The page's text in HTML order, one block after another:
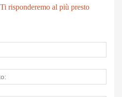
risponderemo al più presto